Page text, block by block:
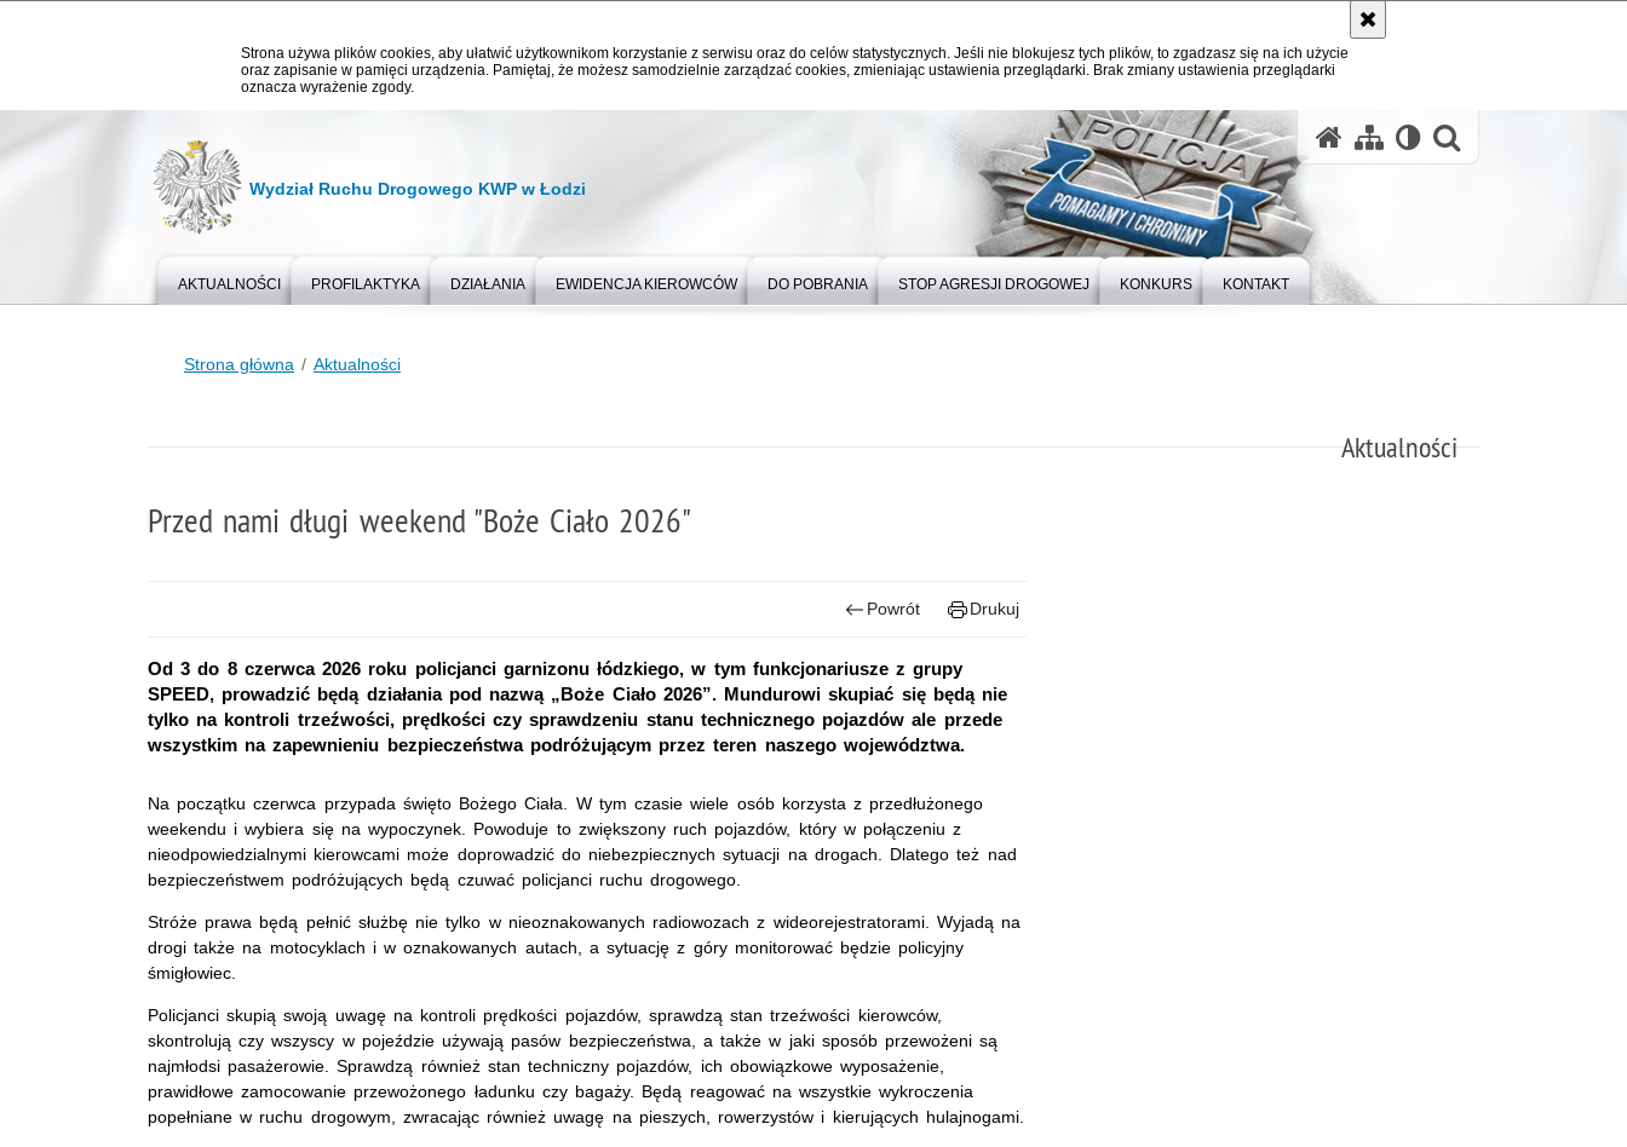
Strona używa plików cookies, aby ułatwić użytkownikom korzystanie z serwisu oraz do celów statystycznych. Jeśli nie blokujesz tych plików, to zgadzasz się na ich użycie
oraz zapisanie w pamięci urządzenia. Pamiętaj, że możesz samodzielnie zarządzać cookies, zmieniając ustawienia przeglądarki. Brak zmiany ustawienia przeglądarki
oznacza wyrażenie zgody.
Wydział Ruchu Drogowego KWP w Łodzi
AKTUALNOŚCI PROFILAKTYKA DZIAŁANIA EWIDENCJA KIEROWCÓW DO POBRANIA STOP AGRESJI DROGOWEJ KONKURS KONTAKT
Strona główna Aktualności
Aktualności
Przed nami długi weekend "Boże Ciało 2026"
Powrót Drukuj
Od 3 do 8 czerwca 2026 roku policjanci garnizonu łódzkiego, w tym funkcjonariusze z grupy
SPEED, prowadzić będą działania pod nazwą „Boże Ciało 2026”. Mundurowi skupiać się będą nie
tylko na kontroli trzeźwości, prędkości czy sprawdzeniu stanu technicznego pojazdów ale przede
wszystkim na zapewnieniu bezpieczeństwa podróżującym przez teren naszego województwa.
Na początku czerwca przypada święto Bożego Ciała. W tym czasie wiele osób korzysta z przedłużonego
weekendu i wybiera się na wypoczynek. Powoduje to zwiększony ruch pojazdów, który w połączeniu z
nieodpowiedzialnymi kierowcami może doprowadzić do niebezpiecznych sytuacji na drogach. Dlatego też nad
bezpieczeństwem podróżujących będą czuwać policjanci ruchu drogowego.
Stróże prawa będą pełnić służbę nie tylko w nieoznakowanych radiowozach z wideorejestratorami. Wyjadą na
drogi także na motocyklach i w oznakowanych autach, a sytuację z góry monitorować będzie policyjny
śmigłowiec.
Policjanci skupią swoją uwagę na kontroli prędkości pojazdów, sprawdzą stan trzeźwości kierowców,
skontrolują czy wszyscy w pojeździe używają pasów bezpieczeństwa, a także w jaki sposób przewożeni są
najmłodsi pasażerowie. Sprawdzą również stan techniczny pojazdów, ich obowiązkowe wyposażenie,
prawidłowe zamocowanie przewożonego ładunku czy bagaży. Będą reagować na wszystkie wykroczenia
popełniane w ruchu drogowym, zwracając również uwagę na pieszych, rowerzystów i kierujących hulajnogami.